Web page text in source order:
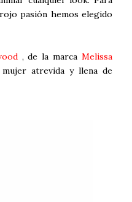
pasión hemos elegido
, de la marca Melissa
atrevida y llena de